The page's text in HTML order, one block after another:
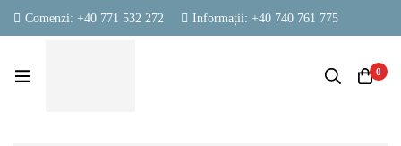
Comenzi: +40 771 532 272
Informații: +40 740 761 775
0